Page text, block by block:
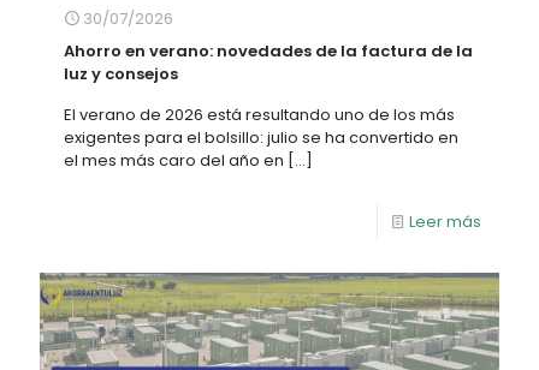
30/07/2026
Ahorro en verano: novedades de la factura de la
luz y consejos
El verano de 2026 está resultando uno de los más
exigentes para el bolsillo: julio se ha convertido en
el mes más caro del año en […]
Leer más